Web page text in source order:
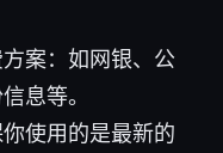
案：如网银、公
息等。
使用的是最新的